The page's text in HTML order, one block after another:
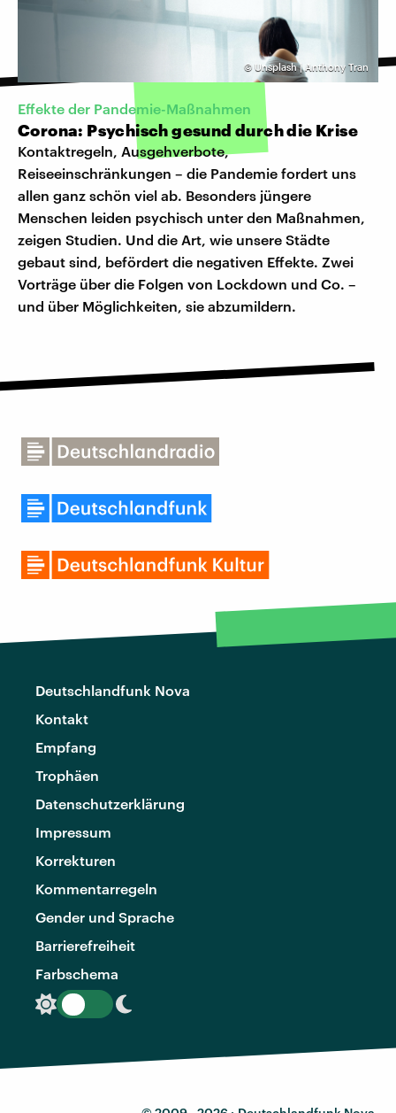
© Unsplash | Anthony Tran
Effekte der Pandemie-Maßnahmen
Corona: Psychisch gesund durch die Krise
Kontaktregeln, Ausgehverbote,
Reiseeinschränkungen – die Pandemie fordert uns
allen ganz schön viel ab. Besonders jüngere
Menschen leiden psychisch unter den Maßnahmen,
zeigen Studien. Und die Art, wie unsere Städte
gebaut sind, befördert die negativen Effekte. Zwei
Vorträge über die Folgen von Lockdown und Co. –
und über Möglichkeiten, sie abzumildern.
Deutschlandfunk Nova
Kontakt
Empfang
Trophäen
Datenschutzerklärung
Impressum
Korrekturen
Kommentarregeln
Gender und Sprache
Barrierefreiheit
Farbschema